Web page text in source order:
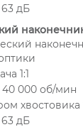
дБ
наконечник
1:1
000 об/мин
хвостовика
дБ